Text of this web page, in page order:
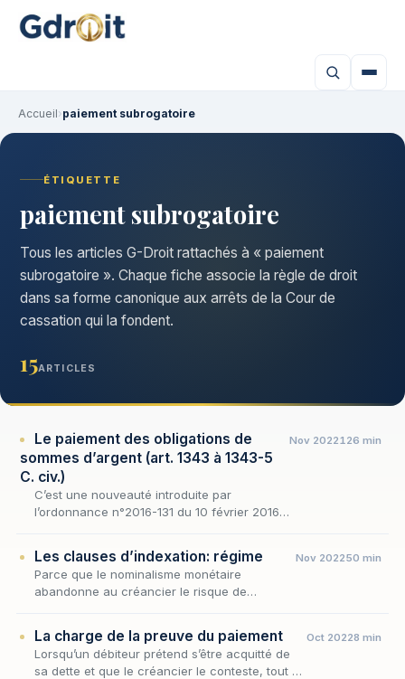
Accueil›paiement subrogatoire
ÉTIQUETTE
paiement subrogatoire
Tous les articles G-Droit rattachés à « paiement
subrogatoire ». Chaque fiche associe la règle de droit
dans sa forme canonique aux arrêts de la Cour de
cassation qui la fondent.
15ARTICLES
Le paiement des obligations de
sommes d’argent (art. 1343 à 1343-5
C. civ.)
C’est une nouveauté introduite par
l’ordonnance n°2016-131 du 10 février 2016,
de sommes d’argent »…
Nov 2022126 min
Les clauses d’indexation: régime
Parce que le nominalisme monétaire
abandonne au créancier le risque de
paiement des obligations de sommes…
Nov 202250 min
La charge de la preuve du paiement
Lorsqu’un débiteur prétend s’être acquitté de
sa dette et que le créancier le conteste, tout se
Oct 20228 min